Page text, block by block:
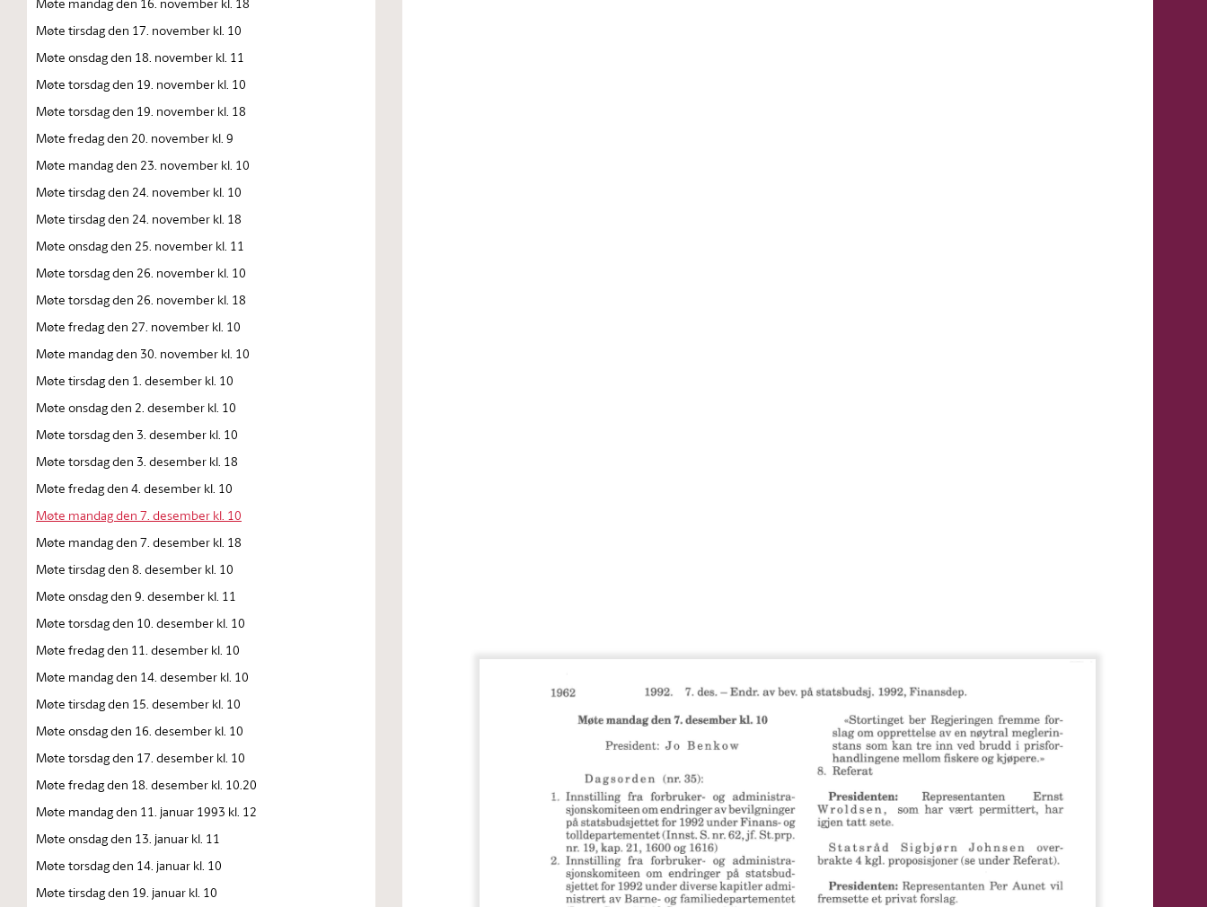
Møte tirsdag den 17. november kl. 10
Møte onsdag den 18. november kl. 11
Møte torsdag den 19. november kl. 10
Møte torsdag den 19. november kl. 18
Møte fredag den 20. november kl. 9
Møte mandag den 23. november kl. 10
Møte tirsdag den 24. november kl. 10
Møte tirsdag den 24. november kl. 18
Møte onsdag den 25. november kl. 11
Møte torsdag den 26. november kl. 10
Møte torsdag den 26. november kl. 18
Møte fredag den 27. november kl. 10
Møte mandag den 30. november kl. 10
Møte tirsdag den 1. desember kl. 10
Møte onsdag den 2. desember kl. 10
Møte torsdag den 3. desember kl. 10
Møte torsdag den 3. desember kl. 18
Møte fredag den 4. desember kl. 10
Møte mandag den 7. desember kl. 10
Møte mandag den 7. desember kl. 18
Møte tirsdag den 8. desember kl. 10
Møte onsdag den 9. desember kl. 11
Møte torsdag den 10. desember kl. 10
Møte fredag den 11. desember kl. 10
Møte mandag den 14. desember kl. 10
Møte tirsdag den 15. desember kl. 10
Møte onsdag den 16. desember kl. 10
Møte torsdag den 17. desember kl. 10
Møte fredag den 18. desember kl. 10.20
Møte mandag den 11. januar 1993 kl. 12
Møte onsdag den 13. januar kl. 11
Møte torsdag den 14. januar kl. 10
Møte tirsdag den 19. januar kl. 10